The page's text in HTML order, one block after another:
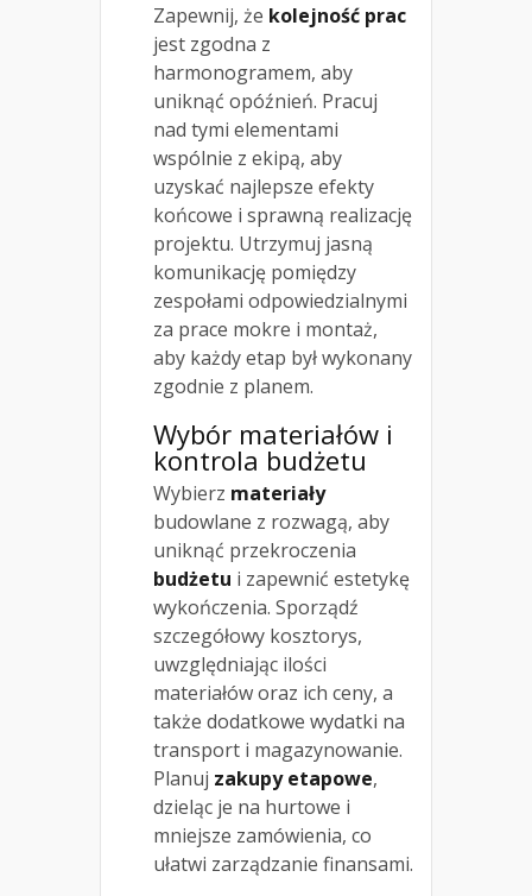
Zapewnij, że kolejność prac
jest zgodna z
harmonogramem, aby
uniknąć opóźnień. Pracuj
nad tymi elementami
wspólnie z ekipą, aby
uzyskać najlepsze efekty
końcowe i sprawną realizację
projektu. Utrzymuj jasną
komunikację pomiędzy
zespołami odpowiedzialnymi
za prace mokre i montaż,
aby każdy etap był wykonany
zgodnie z planem.
Wybór materiałów i
kontrola budżetu
Wybierz materiały
budowlane z rozwagą, aby
uniknąć przekroczenia
budżetu i zapewnić estetykę
wykończenia. Sporządź
szczegółowy kosztorys,
uwzględniając ilości
materiałów oraz ich ceny, a
także dodatkowe wydatki na
transport i magazynowanie.
Planuj zakupy etapowe,
dzieląc je na hurtowe i
mniejsze zamówienia, co
ułatwi zarządzanie finansami.